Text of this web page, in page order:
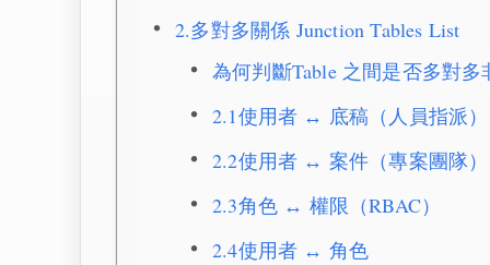
2.多對多關係 Junction Tables List
為何判斷Table 之間是否多對多
2.1使用者 ↔ 底稿（人員指派）
2.2使用者 ↔ 案件（專案團隊）
2.3角色 ↔ 權限（RBAC）
2.4使用者 ↔ 角色